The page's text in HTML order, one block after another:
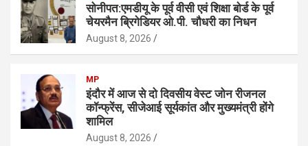
सोनीपत:एमडीयू के पूर्व वीसी एवं शिक्षा बाेर्ड के पूर्व
चेयरमैन ब्रिगेडियर ओ.पी. चौधरी का निधन
August 8, 2026
MP
इंदौर में आज से दो दिवसीय वेस्ट जोन रीजनल
कॉन्फ्रेंस, सीजेआई सूर्यकांत और मुख्यमंत्री होंगे
शामिल
August 8, 2026